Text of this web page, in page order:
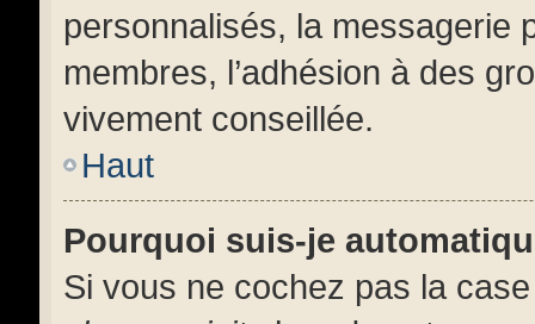
personnalisés, la messagerie
membres, l’adhésion à des
vivement conseillée.
Haut
Pourquoi suis-je
Si vous ne cochez pas la